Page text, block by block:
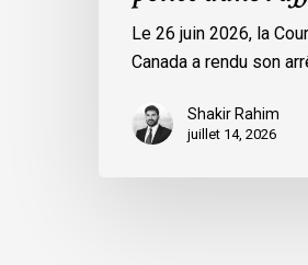
Le 26 juin 2026, la
Canada a rendu son
Shakir Rahim
juillet 14, 2026